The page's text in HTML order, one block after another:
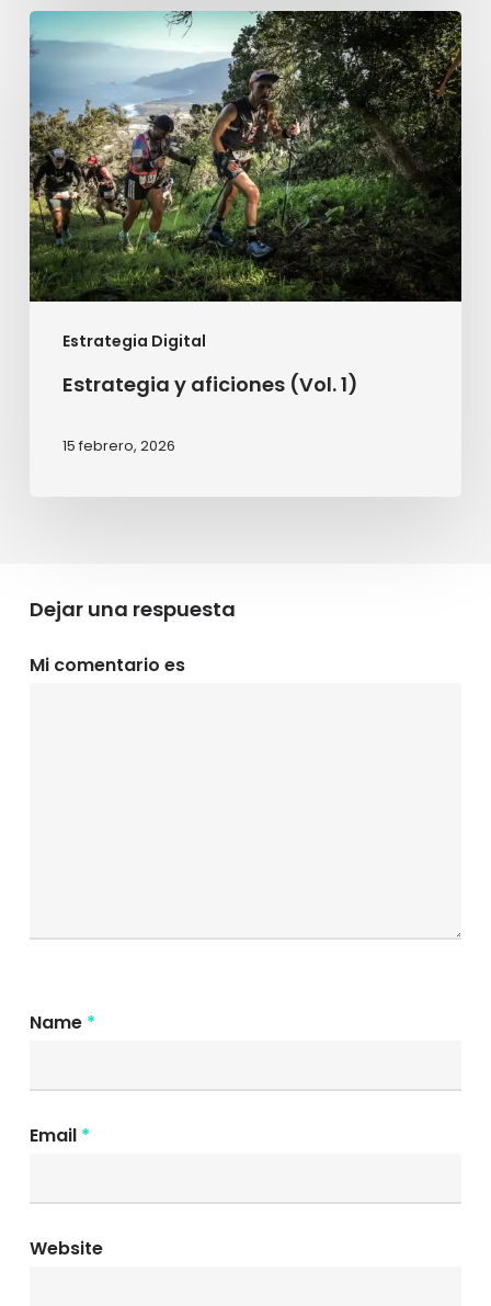
Estrategia Digital
Estrategia
y
aficiones
(Vol.
1)
Estrategia y aficiones (Vol. 1)
15 febrero, 2026
Dejar una respuesta
Mi comentario es
Name *
Email *
Website